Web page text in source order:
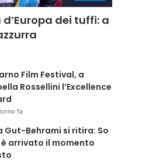
dei tuffi: a
Film Festival, a
Rossellini l’Excellence
fa
Gut-Behrami si ritira: So
è arrivato il momento